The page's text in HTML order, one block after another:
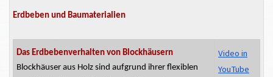
Erdbeben und Baumaterialien
Das Erdbebenverhalten von Blockhäusern
Blockhäuser aus Holz sind aufgrund ihrer flexiblen
Video in
YouTube